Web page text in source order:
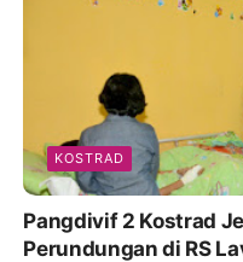
KOSTRAD
Pangdivif 2 Kostrad
Perundungan di RS